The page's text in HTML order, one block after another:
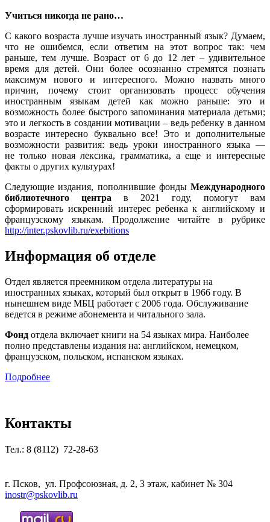
Учиться никогда не рано…
С какого возраста лучше изучать иностранный язык? Думаем,
что не ошибемся, если ответим на этот вопрос так: чем
раньше, тем лучше. Возраст от 6 до 12 лет – удивительное
время для детей. Они более осознанно стремятся познать
максимум нового и интересного. Можно назвать много
причин, почему стоит организовать процесс обучения
иностранным языкам детей как можно раньше: это и
возможность более быстрого запоминания материала детьми;
это и легкость в создании мотивации – ведь ребенку в данном
возрасте интересно буквально все! Это и дополнительные
возможности развития: ведь уроки иностранного языка —
не только новая лексика, грамматика, а еще и интересные
факты о других культурах!
Следующие издания, пополнившие фонды Международного
библиотечного центра в 2021 году, помогут вам
сформировать искренний интерес ребенка к английскому и
французскому языкам. Продолжение читайте в рубрике
http://inter.pskovlib.ru/exebitions
Информация об отделе
Отдел является преемником отдела литературы на
иностранных языках, который был открыт в 1966 году. В
нынешнем виде МБЦ работает с 2006 года. Обслуживание
ведется в режиме абонемента и читального зала.
Фонд отдела включает книги на 54 языках мира. Наиболее
полно представлены издания на: английском, немецком,
французском, польском, испанском языках.
Подробнее
Контакты
Тел.: 8 (8112) 72-28-63
г. Псков, ул. Профсоюзная, д. 2, 3 этаж, кабинет № 304
inostr@pskovlib.ru